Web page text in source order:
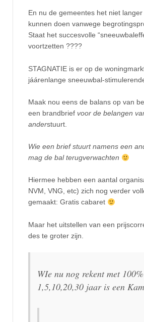
En nu de gemeentes het niet
kunnen doen vanwege
Staat het succesvolle
voortzetten ????
STAGNATIE is er op de
jáárenlange sneeuwbal-
Maak nou eens de balans op van
een brandbrief voor de belangen
anderstuurt.
Wie een brief stuurt namens een
mag de bal terugverwachten
Hiermee hebben een aantal
NVM, VNG, etc) zich nog verder
gemaakt: Gratis cabaret
Maar het uitstellen van een
des te groter zijn.
WIe nu nog rekent met
1,5,10,20,30 jaar is een